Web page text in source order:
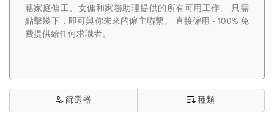
藉家庭傭工、女傭和家務助理提供的所有可用工作。 只需
點擊幾下，即可與你未來的僱主聯繫。 直接僱用 - 100% 免
費提供給任何求職者。
篩選器 種類